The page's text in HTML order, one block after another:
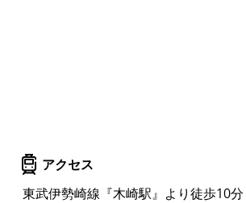
アクセス
東武伊勢崎線『木崎駅』より徒歩10分